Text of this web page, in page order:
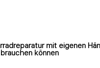
mit eigenen
können